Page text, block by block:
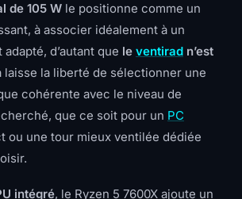
de 105 W le positionne comme un
à associer idéalement à un
d’autant que le ventirad n’est
laisse la liberté de sélectionner une
cohérente avec le niveau de
que ce soit pour un PC
ou une tour mieux ventilée dédiée
intégré, le Ryzen 5 7600X ajoute un